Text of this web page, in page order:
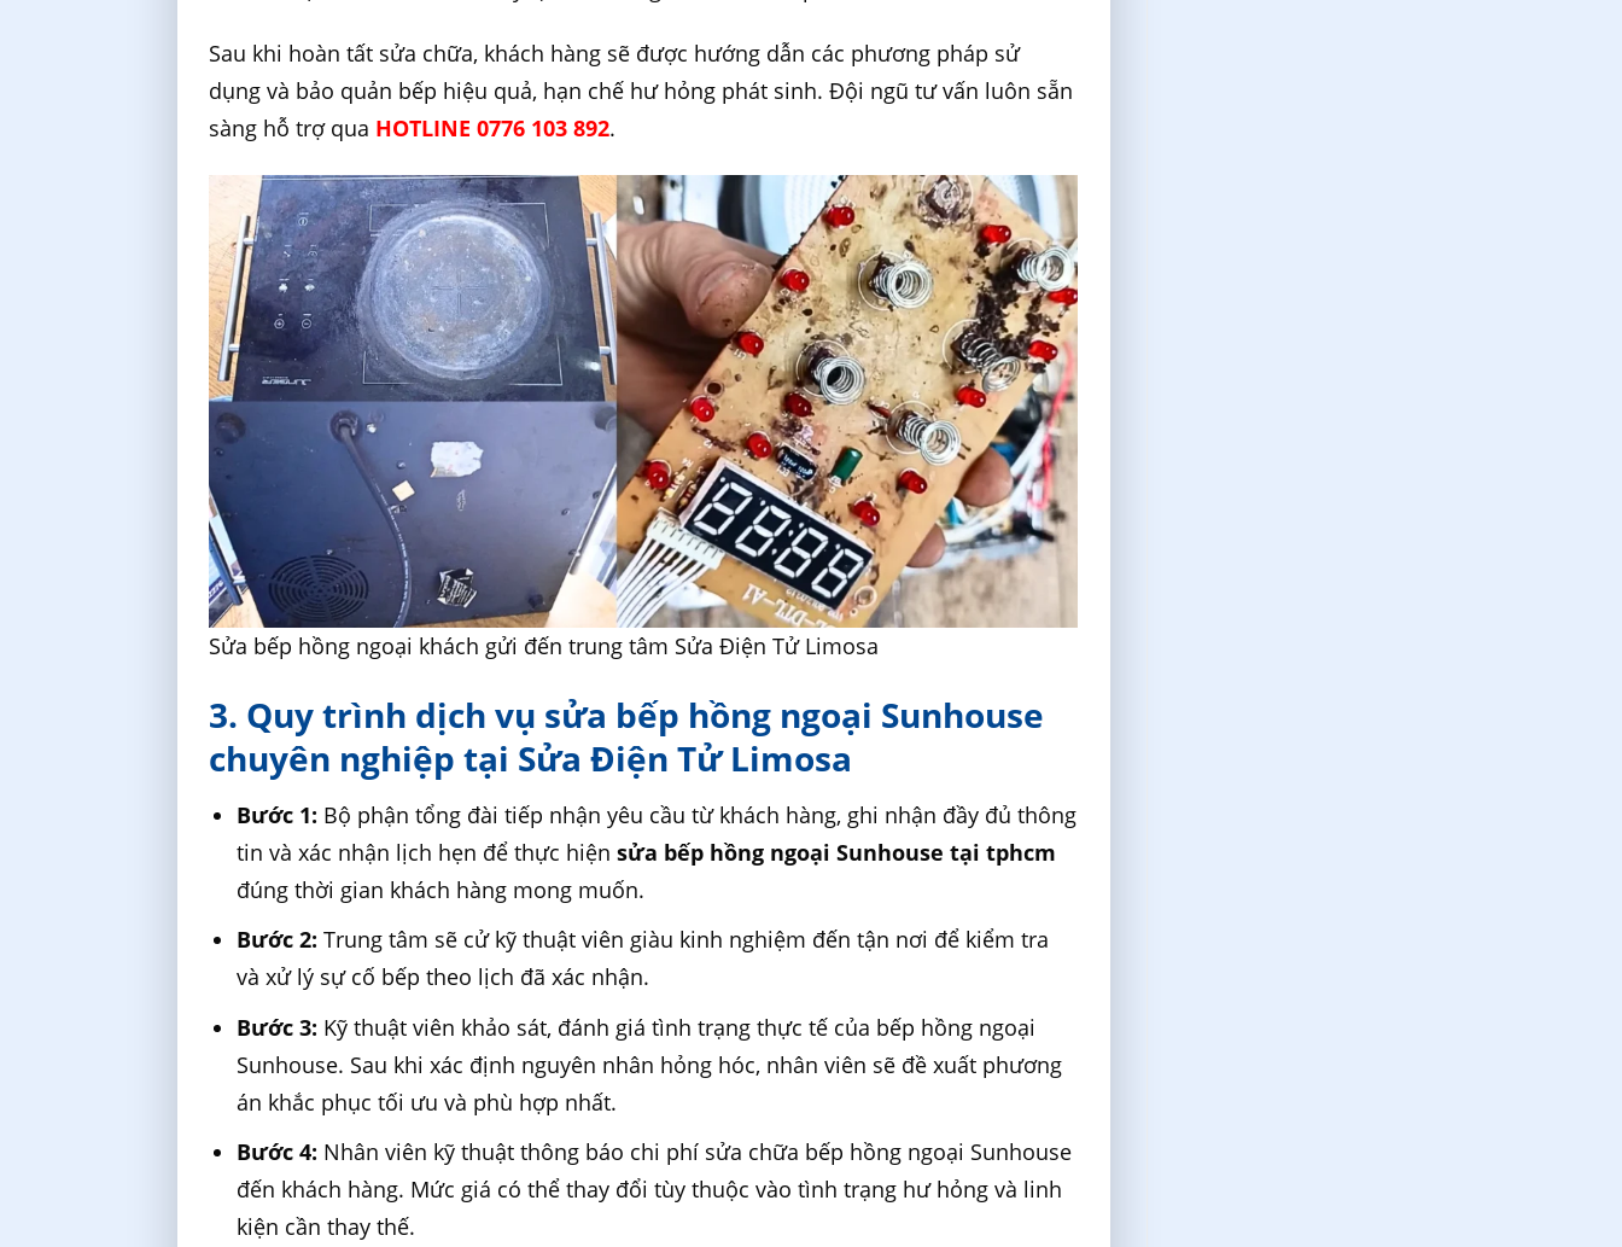
Sau khi hoàn tất sửa chữa, khách hàng sẽ được hướng dẫn các phương pháp sử
dụng và bảo quản bếp hiệu quả, hạn chế hư hỏng phát sinh. Đội ngũ tư vấn luôn sẵn
sàng hỗ trợ qua HOTLINE 0776 103 892.
Sửa bếp hồng ngoại khách gửi đến trung tâm Sửa Điện Tử Limosa
3. Quy trình dịch vụ sửa bếp hồng ngoại Sunhouse
chuyên nghiệp tại Sửa Điện Tử Limosa
Bước 1: Bộ phận tổng đài tiếp nhận yêu cầu từ khách hàng, ghi nhận đầy đủ thông
tin và xác nhận lịch hẹn để thực hiệnsửa bếp hồng ngoại Sunhouse tại tphcm
đúng thời gian khách hàng mong muốn.
Bước 2: Trung tâm sẽ cử kỹ thuật viên giàu kinh nghiệm đến tận nơi để kiểm tra
và xử lý sự cố bếp theo lịch đã xác nhận.
Bước 3: Kỹ thuật viên khảo sát, đánh giá tình trạng thực tế của bếp hồng ngoại
Sunhouse. Sau khi xác định nguyên nhân hỏng hóc, nhân viên sẽ đề xuất phương
án khắc phục tối ưu và phù hợp nhất.
Bước 4: Nhân viên kỹ thuật thông báo chi phí sửa chữa bếp hồng ngoại Sunhouse
đến khách hàng. Mức giá có thể thay đổi tùy thuộc vào tình trạng hư hỏng và linh
kiện cần thay thế.